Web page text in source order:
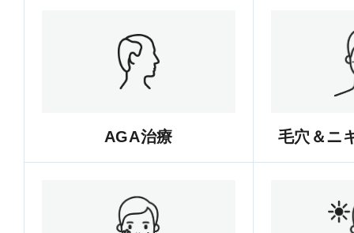
AGA治療 毛穴＆ニ